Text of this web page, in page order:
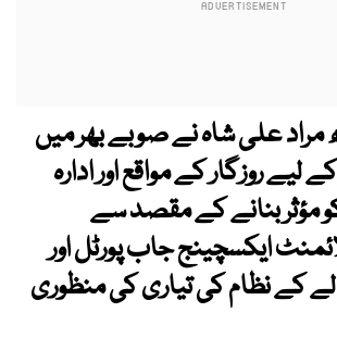
مراد علی شاہ نے صوبے بھر میں
روزگار کے مواقع اور ادارہ
مؤثر بنانے کے مقصد سے
ایکسچینج جاب پورٹل اور
کے نظام کی تیاری کی منظوری